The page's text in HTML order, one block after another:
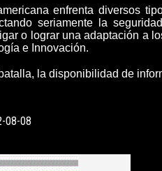
enfrenta diversos
seriamente la
o lograr una adaptación a
e Innovación.
la disponibilidad de
08-08